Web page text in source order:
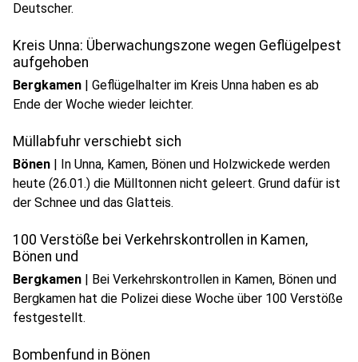
Deutscher.
Kreis Unna: Überwachungszone wegen Geflügelpest
aufgehoben
Bergkamen | Geflügelhalter im Kreis Unna haben es ab
Ende der Woche wieder leichter.
Müllabfuhr verschiebt sich
Bönen | In Unna, Kamen, Bönen und Holzwickede werden
heute (26.01.) die Mülltonnen nicht geleert. Grund dafür ist
der Schnee und das Glatteis.
100 Verstöße bei Verkehrskontrollen in Kamen,
Bönen und
Bergkamen | Bei Verkehrskontrollen in Kamen, Bönen und
Bergkamen hat die Polizei diese Woche über 100 Verstöße
festgestellt.
Bombenfund in Bönen